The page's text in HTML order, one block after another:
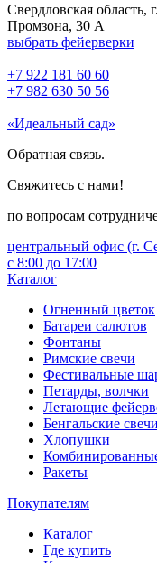
Свердловская область,
Промзона, 30 А
выбрать фейерверки
+7 922 181 60 60
+7 982 630 50 56
«Идеальный сад»
Обратная связь.
Свяжитесь с нами!
по вопросам
центральный офис (г.
с 8:00 до 17:00
Каталог
Огненный цветок
Батареи салютов
Фонтаны
Римские свечи
Фестивальные
Петарды, волчки
Летающие
Бенгальские свечи
Хлопушки
Ракеты
Покупателям
Каталог
Где купить